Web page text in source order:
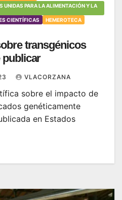
UNIDAS PARA LA ALIMENTACIÓN Y LA
CIENTÍFICAS
HEMEROTECA
transgénicos
publicar
VLACORZANA
sobre el impacto de
genéticamente
en Estados